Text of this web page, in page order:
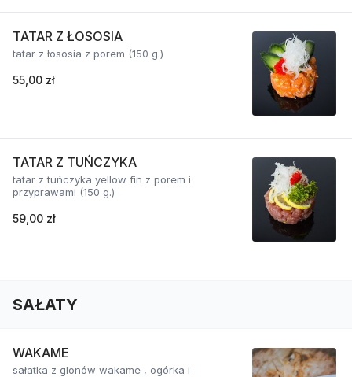
TATAR Z ŁOSOSIA
tatar z łososia z porem (150 g.)
55,00 zł
TATAR Z TUŃCZYKA
tatar z tuńczyka yellow fin z porem i
przyprawami (150 g.)
59,00 zł
SAŁATY
WAKAME
sałatka z glonów wakame , ogórka i